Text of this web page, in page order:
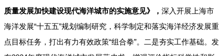
质量发展加快建设现代海洋城市的实施意见》， 深入开展上海市
海洋发展“十五五”规划编制研究，科学制定和落实海洋经济发展重
点目标任务，打出有力有效政策“组合拳”。二是夯实工作基础。发